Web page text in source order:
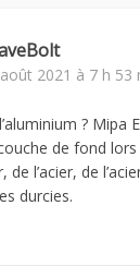
2021 à 7 h 53
? Mipa
de fond
de l’acier, de
durcies.